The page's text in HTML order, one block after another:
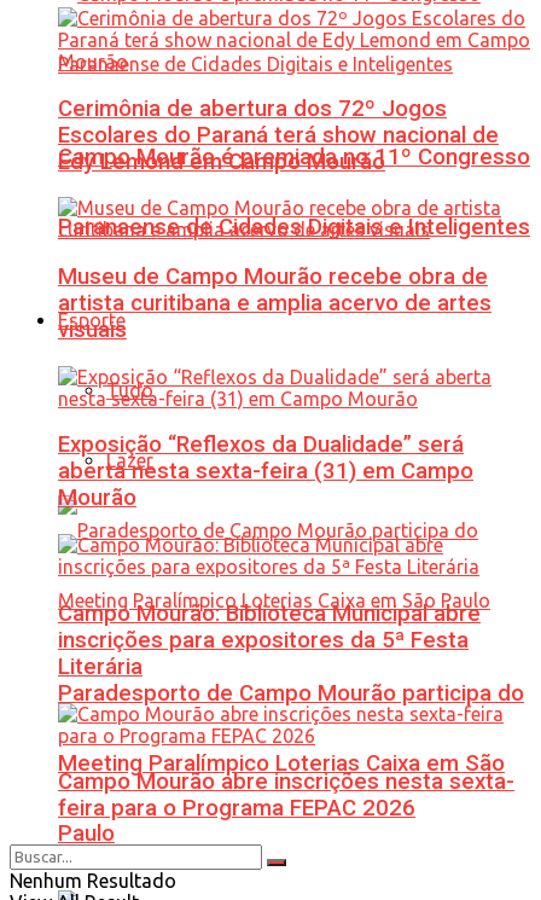
Campo Mourão é premiada no 11º Congresso
Paranaense de Cidades Digitais e Inteligentes
Esporte
Tudo
Lazer
Paradesporto de Campo Mourão participa do
Meeting Paralímpico Loterias Caixa em São
Paulo
Cerimônia de abertura dos 72º Jogos
Escolares do Paraná terá show nacional de
Edy Lemond em Campo Mourão
Museu de Campo Mourão recebe obra de
artista curitibana e amplia acervo de artes
visuais
Exposição “Reflexos da Dualidade” será
aberta nesta sexta-feira (31) em Campo
Mourão
Campo Mourão: Biblioteca Municipal abre
inscrições para expositores da 5ª Festa
Literária
Campo Mourão abre inscrições nesta sexta-
feira para o Programa FEPAC 2026
Nenhum Resultado